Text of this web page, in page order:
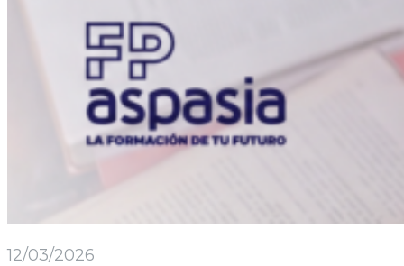
12/03/2026